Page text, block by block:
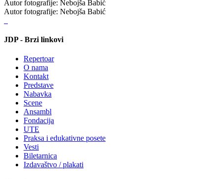
Autor fotografije: Nebojša Babić
Autor fotografije: Nebojša Babić
JDP - Brzi linkovi
Repertoar
O nama
Kontakt
Predstave
Nabavka
Scene
Ansambl
Fondacija
UTE
Praksa i edukativne posete
Vesti
Biletarnica
Izdavaštvo / plakati